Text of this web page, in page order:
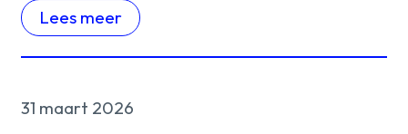
Lees meer
31 maart 2026